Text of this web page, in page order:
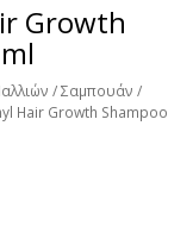
Growth
Σαμπουάν
Hair Growth Shampoo